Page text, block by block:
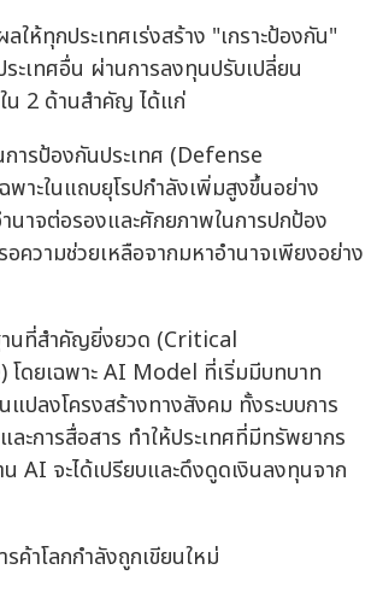
ให้ทุกประเทศเร่งสร้าง "เกราะป้องกัน"
ะเทศอื่น ผ่านการลงทุนปรับเปลี่ยน
น 2 ด้านสำคัญ ได้แก่
ารป้องกันประเทศ (Defense
าะในแถบยุโรปกำลังเพิ่มสูงขึ้นอย่าง
นาจต่อรองและศักยภาพในการปกป้อง
อความช่วยเหลือจากมหาอำนาจเพียงอย่าง
านที่สำคัญยิ่งยวด (Critical
ยเฉพาะ AI Model ที่เริ่มมีบทบาท
แปลงโครงสร้างทางสังคม ทั้งระบบการ
ละการสื่อสาร ทำให้ประเทศที่มีทรัพยากร
AI จะได้เปรียบและดึงดูดเงินลงทุนจาก
ค้าโลกกำลังถูกเขียนใหม่